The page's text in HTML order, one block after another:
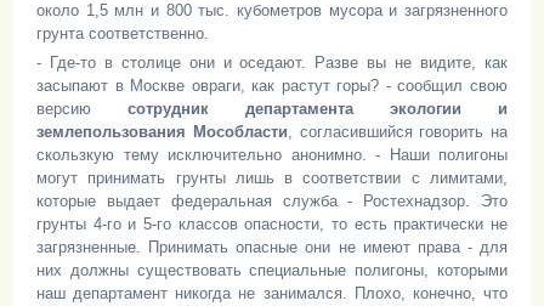
около 1,5 млн и 800 тыс. кубометров мусора и загрязненного
грунта соответственно.
- Где-то в столице они и оседают. Разве вы не видите, как
засыпают в Москве овраги, как растут горы? - сообщил свою
версию сотрудник департамента экологии и
землепользования Мособласти, согласившийся говорить на
скользкую тему исключительно анонимно. - Наши полигоны
могут принимать грунты лишь в соответствии с лимитами,
которые выдает федеральная служба - Ростехнадзор. Это
грунты 4-го и 5-го классов опасности, то есть практически не
загрязненные. Принимать опасные они не имеют права - для
них должны существовать специальные полигоны, которыми
наш департамент никогда не занимался. Плохо, конечно, что